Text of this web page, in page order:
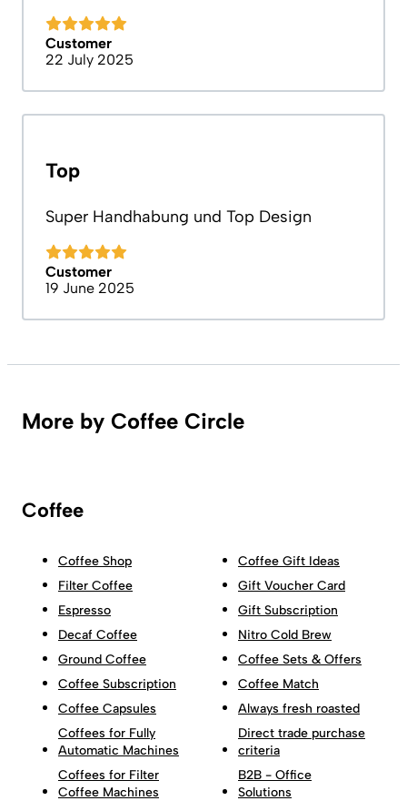
Customer
22 July 2025
Top
Super Handhabung und Top Design
Customer
19 June 2025
More by Coffee Circle
Coffee
Coffee Shop
Filter Coffee
Espresso
Decaf Coffee
Ground Coffee
Coffee Subscription
Coffee Capsules
Coffees for Fully
Automatic Machines
Coffees for Filter
Coffee Machines
Coffee Gift Ideas
Gift Voucher Card
Gift Subscription
Nitro Cold Brew
Coffee Sets & Offers
Coffee Match
Always fresh roasted
Direct trade purchase
criteria
B2B - Office
Solutions